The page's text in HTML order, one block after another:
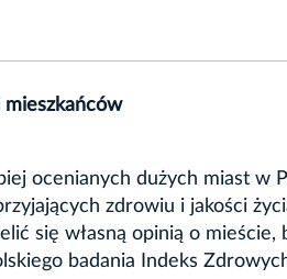
ocenianych dużych miast w
zdrowiu i jakości
się własną opinią o mieście,
badania Indeks